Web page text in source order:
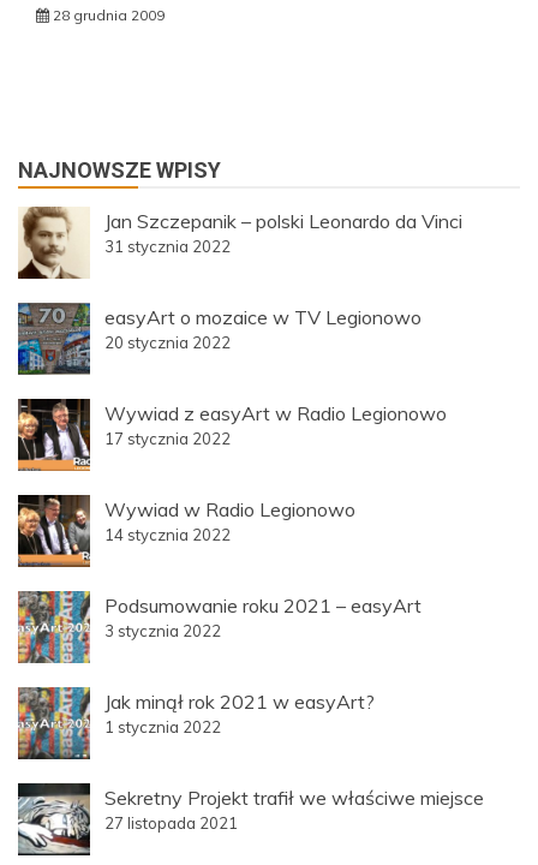
28 grudnia 2009
NAJNOWSZE WPISY
Jan Szczepanik – polski Leonardo da Vinci
31 stycznia 2022
easyArt o mozaice w TV Legionowo
20 stycznia 2022
Wywiad z easyArt w Radio Legionowo
17 stycznia 2022
Wywiad w Radio Legionowo
14 stycznia 2022
Podsumowanie roku 2021 – easyArt
3 stycznia 2022
Jak minął rok 2021 w easyArt?
1 stycznia 2022
Sekretny Projekt trafił we właściwe miejsce
27 listopada 2021